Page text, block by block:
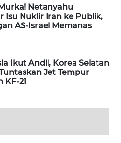
Netanyahu
Isu Nuklir Iran ke Publik,
AS-Israel Memanas
Ikut Andil, Korea Selatan
Jet Tempur
KF-21